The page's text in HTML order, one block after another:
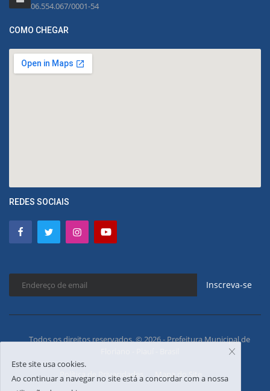
06.554.067/0001-54
COMO CHEGAR
REDES SOCIAIS
Inscreva-se
Todos os direitos reservados. © 2026 - Prefeitura Municipal de
Política de Privacidades Mapa do Site
Este site usa cookies.
Ao continuar a navegar no site está a concordar com a nossa